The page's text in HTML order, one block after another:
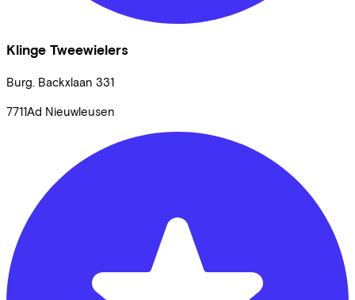
Klinge Tweewielers
Burg. Backxlaan 331
7711Ad Nieuwleusen